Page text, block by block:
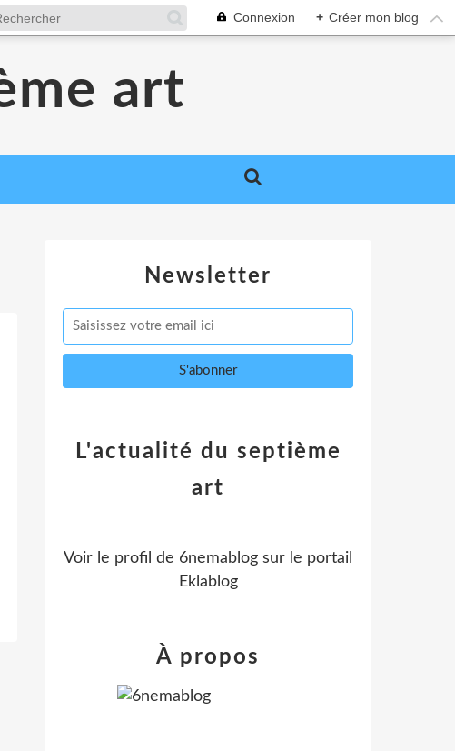
Connexion + Créer mon blog
art
Newsletter
L'actualité du septième
art
Voir le profil de 6nemablog sur le portail
Eklablog
À propos